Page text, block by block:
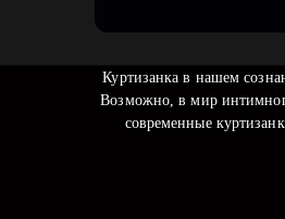
Куртизанка в нашем
Возможно, в мир
современные